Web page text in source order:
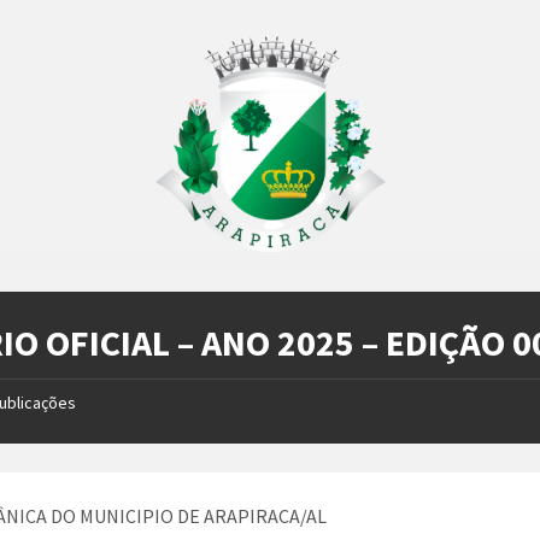
OFICIAL – ANO 2025 – EDIÇÃO
DO MUNICIPIO DE ARAPIRACA/AL